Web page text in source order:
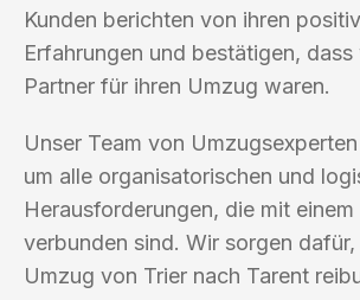
Kunden berichten von ihren
Erfahrungen und bestätigen,
Partner für ihren Umzug waren.
Unser Team von
um alle organisatorischen und
Herausforderungen, die mit
verbunden sind. Wir sorgen dafür,
Umzug von Trier nach Tarent